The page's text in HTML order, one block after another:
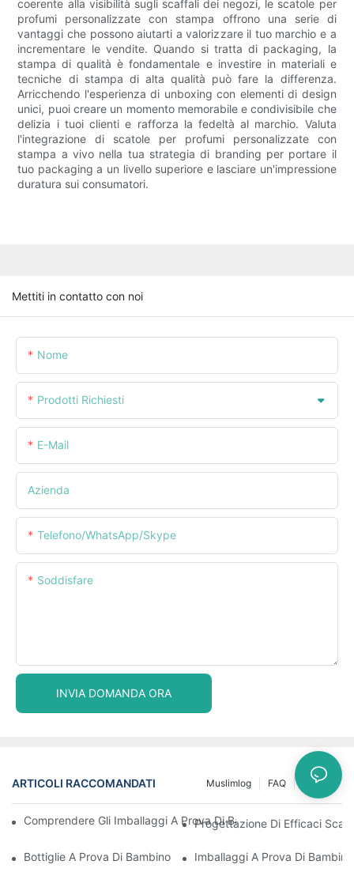
coerente alla visibilità sugli scaffali dei negozi, le scatole per
profumi personalizzate con stampa offrono una serie di
vantaggi che possono aiutarti a valorizzare il tuo marchio e a
incrementare le vendite. Quando si tratta di packaging, la
stampa di qualità è fondamentale e investire in materiali e
tecniche di stampa di alta qualità può fare la differenza.
Arricchendo l'esperienza di unboxing con elementi di design
unici, puoi creare un momento memorabile e condivisibile che
delizia i tuoi clienti e rafforza la fedeltà al marchio. Valuta
l'integrazione di scatole per profumi personalizzate con
stampa a vivo nella tua strategia di branding per portare il
tuo packaging a un livello superiore e lasciare un'impressione
duratura sui consumatori.
Mettiti in contatto con noi
Nome
Prodotti Richiesti
E-Mail
Azienda
Telefono/WhatsApp/Skype
Soddisfare
INVIA DOMANDA ORA
ARTICOLI RACCOMANDATI Notizia
FAQ
Muslimlog
Comprendere Gli Imballaggi A Prova Di Bambino: Garantire La
Progettazione Di Efficaci
Bottiglie A Prova Di Bambino: Cosa Devi Sapere Per Essere
Imballaggi A Prova Di